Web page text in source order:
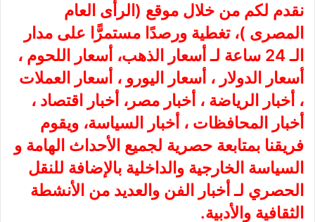
نقدم لكم من خلال موقع ( الرأى العام
المصرى )، تغطية ورصدًا مستمرًّا على مدار
الـ 24 ساعة لـ أسعار الذهب، أسعار اللحوم ،
أسعار الدولار ، أسعار اليورو ، أسعار العملات
، أخبار الرياضة ، أخبار مصر، أخبار اقتصاد ،
أخبار المحافظات ، أخبار السياسة، ويقوم
فريقنا بمتابعة حصرية لجميع الأحداث الهامة و
السياسة الخارجية والداخلية بالإضافة للنقل
الحصري لـ أخبار الفن والعديد من الأنشطة
الثقافية والأدبية.